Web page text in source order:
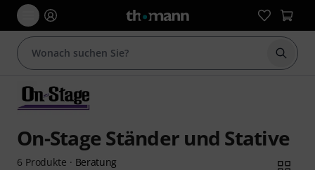
Suche
On-Stage Ständer und Stative
6 Produkte · Beratung